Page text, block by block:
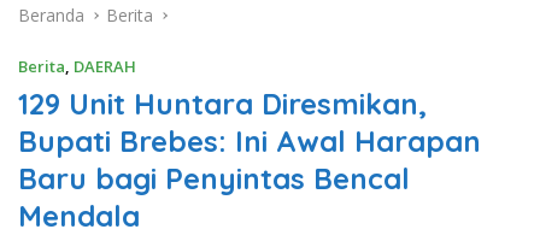
Beranda Berita
Berita, DAERAH
129 Unit Huntara Diresmikan,
Bupati Brebes: Ini Awal Harapan
Baru bagi Penyintas Bencal
Mendala